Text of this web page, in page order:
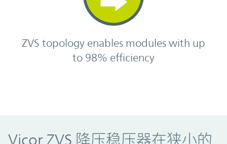
ZVS topology enables modules with up
to 98% efficiency
Vicor ZVS 降压稳压器在狭小的